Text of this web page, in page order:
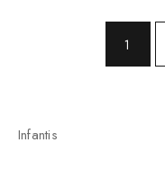
1
Infantis